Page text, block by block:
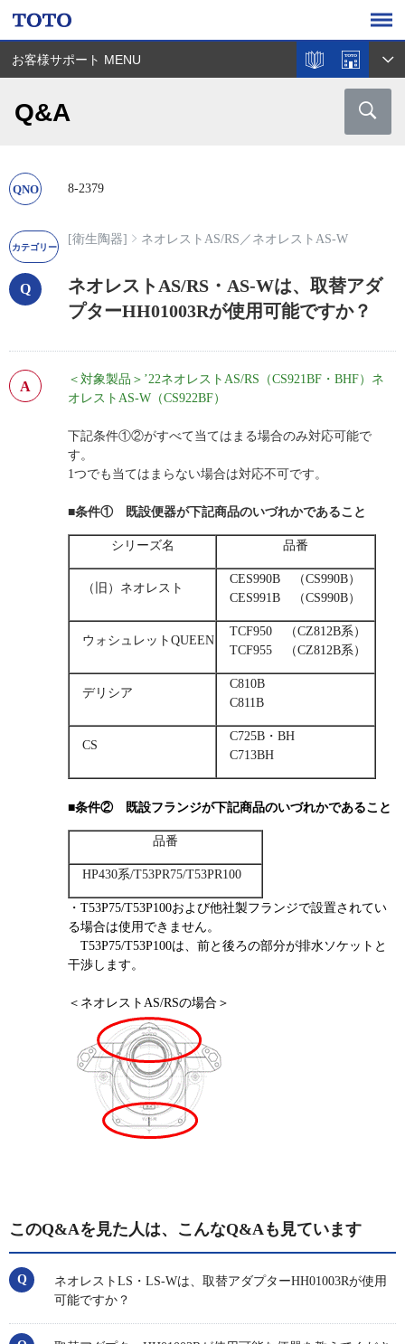
お客様サポート MENU
Q&A
8-2379
[衛生陶器] ネオレストAS/RS ／ ネオレストAS-W
ネオレストAS/RS・AS-Wは、取替アダ
プターHH01003Rが使用可能ですか？
＜対象製品＞ ’22ネオレストAS/RS（CS921BF・BHF）ネ
オレストAS-W（CS922BF）
下記条件①②がすべて当てはまる場合のみ対応可能で
す。
1つでも当てはまらない場合は対応不可です。
■条件① 既設便器が下記商品のいづれかであること
シリーズ名 品番
（旧）ネオレスト
CES990B （CS990B）
CES991B （CS990B）
ウォシュレットQUEEN
TCF950 （CZ812B系）
TCF955 （CZ812B系）
デリシア
C810B
C811B
CS
C725B・BH
C713BH
■条件② 既設フランジが下記商品のいづれかであること
品番
HP430系/T53PR75/T53PR100
・T53P75/T53P100および他社製フランジで設置されてい
る場合は使用 できません。
T53P75/T53P100は、 前と後ろの部分が排水ソケットと
干渉します。
＜ネオレストAS/RSの場合＞
このQ&Aを見た人は、こんなQ&Aも見ています
ネオレストLS・LS-Wは、取替アダプターHH01003Rが使用
可能ですか？